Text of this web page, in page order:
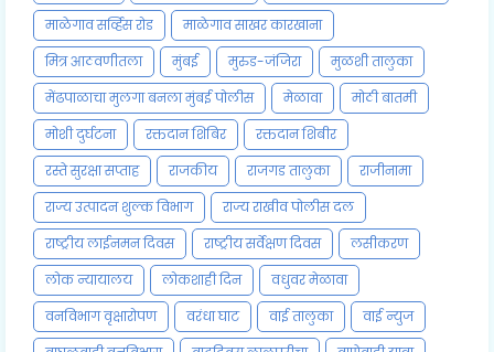
माळेगाव सर्व्हिस रोड
माळेगाव साखर कारखाना
मित्र आठवणीतला
मुंबई मुरुड-जंजिरा
मुळशी तालुका
मेंढपाळाचा मुलगा बनला मुंबई पोलीस
मेळावा
मोठी बातमी
मोशी दुर्घटना
रक्तदान शिबिर
रक्तदान शिबीर
रस्ते सुरक्षा सप्ताह
राजकीय राजगड तालुका
राजीनामा
राज्य उत्पादन शुल्क विभाग
राज्य राखीव पोलीस दल
राष्ट्रीय लाईनमन दिवस
राष्ट्रीय सर्वेक्षण दिवस
लसीकरण
लोक न्यायालय
लोकशाही दिन
वधुवर मेळावा
वनविभाग वृक्षारोपण
वरंधा घाट वाई तालुका
वाई न्युज